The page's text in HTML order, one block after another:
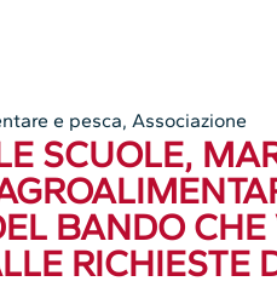
e pesca, Associazione
SCUOLE,
BANDO
RICHIESTE